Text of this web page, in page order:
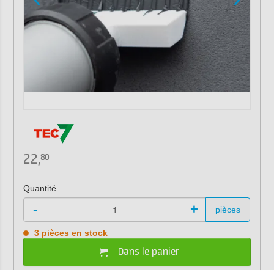
22,80
Quantité
- + pièces
3 pièces en stock
Dans le panier